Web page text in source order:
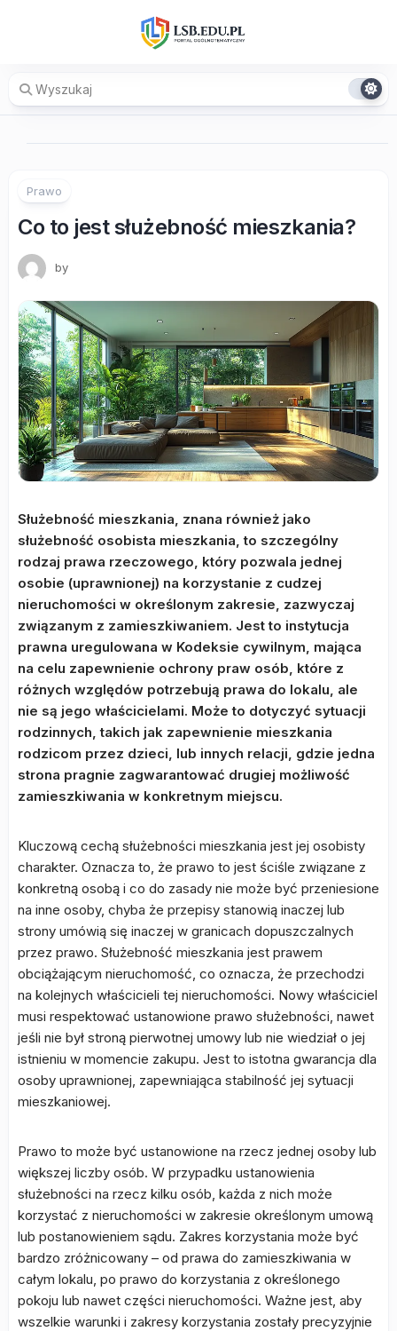
Prawo
Co to jest służebność mieszkania?
by
Służebność mieszkania, znana również jako
służebność osobista mieszkania, to szczególny
rodzaj prawa rzeczowego, który pozwala jednej
osobie (uprawnionej) na korzystanie z cudzej
nieruchomości w określonym zakresie, zazwyczaj
związanym z zamieszkiwaniem. Jest to instytucja
prawna uregulowana w Kodeksie cywilnym, mająca
na celu zapewnienie ochrony praw osób, które z
różnych względów potrzebują prawa do lokalu, ale
nie są jego właścicielami. Może to dotyczyć sytuacji
rodzinnych, takich jak zapewnienie mieszkania
rodzicom przez dzieci, lub innych relacji, gdzie jedna
strona pragnie zagwarantować drugiej możliwość
zamieszkiwania w konkretnym miejscu.
Kluczową cechą służebności mieszkania jest jej osobisty
charakter. Oznacza to, że prawo to jest ściśle związane z
konkretną osobą i co do zasady nie może być przeniesione
na inne osoby, chyba że przepisy stanowią inaczej lub
strony umówią się inaczej w granicach dopuszczalnych
przez prawo. Służebność mieszkania jest prawem
obciążającym nieruchomość, co oznacza, że przechodzi
na kolejnych właścicieli tej nieruchomości. Nowy właściciel
musi respektować ustanowione prawo służebności, nawet
jeśli nie był stroną pierwotnej umowy lub nie wiedział o jej
istnieniu w momencie zakupu. Jest to istotna gwarancja dla
osoby uprawnionej, zapewniająca stabilność jej sytuacji
mieszkaniowej.
Prawo to może być ustanowione na rzecz jednej osoby lub
większej liczby osób. W przypadku ustanowienia
służebności na rzecz kilku osób, każda z nich może
korzystać z nieruchomości w zakresie określonym umową
lub postanowieniem sądu. Zakres korzystania może być
bardzo zróżnicowany – od prawa do zamieszkiwania w
całym lokalu, po prawo do korzystania z określonego
pokoju lub nawet części nieruchomości. Ważne jest, aby
wszelkie warunki i zakresy korzystania zostały precyzyjnie